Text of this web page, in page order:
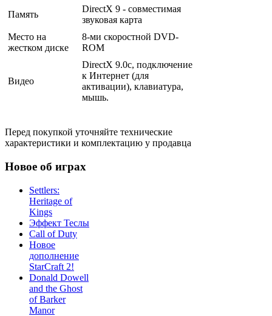
Память
DirectX 9 - совместимая
звуковая карта
Место на
жестком диске
8-ми скоростной DVD-
ROM
Видео
DirectX 9.0с, подключение
к Интернет (для
активации), клавиатура,
мышь.
Перед покупкой уточняйте технические
характеристики и комплектацию у продавца
Новое об играх
Settlers:
Heritage of
Kings
Эффект Теслы
Call of Duty
Новое
дополнение
StarCraft 2!
Donald Dowell
and the Ghost
of Barker
Manor